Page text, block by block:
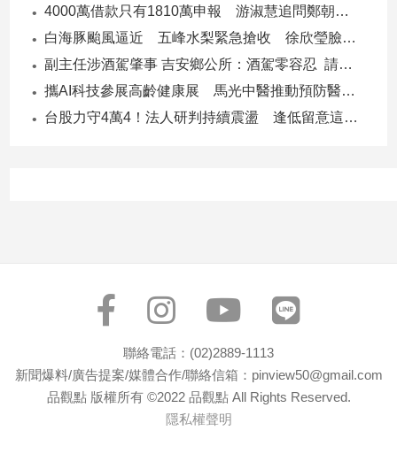
運
動
寵
Pet
體
4000萬借款只有1810萬申報 游淑慧追問鄭朝方：2190萬差額去哪了
白海豚颱風逼近 五峰水梨緊急搶收 徐欣瑩臉書急呼「搶救五峰水梨」
副主任涉酒駕肇事 吉安鄉公所：酒駕零容忍 請辭獲准
攜AI科技參展高齡健康展 馬光中醫推動預防醫學迎接長壽新經濟
台股力守4萬4！法人研判持續震盪 逢低留意這些族群
聯絡電話：(02)2889-1113
新聞爆料/廣告提案/媒體合作/聯絡信箱：pinview50@gmail.com
品觀點 版權所有 ©2022 品觀點 All Rights Reserved.
隱私權聲明